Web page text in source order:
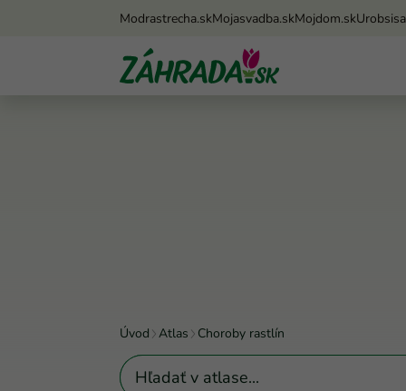
Modrastrecha.skMojasvadba.skMojdom.sk
Úvod Atlas Choroby rastlín